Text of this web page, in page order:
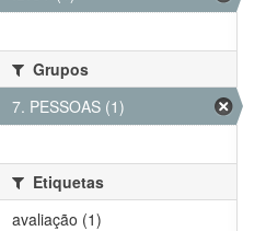
Grupos
7. PESSOAS (1)
Etiquetas
avaliação (1)